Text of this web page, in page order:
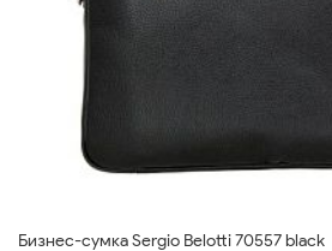
Бизнес-сумка Sergio Belotti 70557 black